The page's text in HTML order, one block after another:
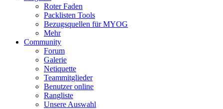
Roter Faden
Packlisten Tools
Bezugsquellen für MYOG
Mehr
Community
Forum
Galerie
Netiquette
Teammitglieder
Benutzer online
Rangliste
Unsere Auswahl